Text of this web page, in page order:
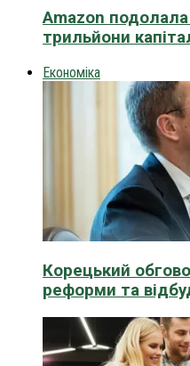
Amazon
трильйони
Економіка
Корецький
реформи та